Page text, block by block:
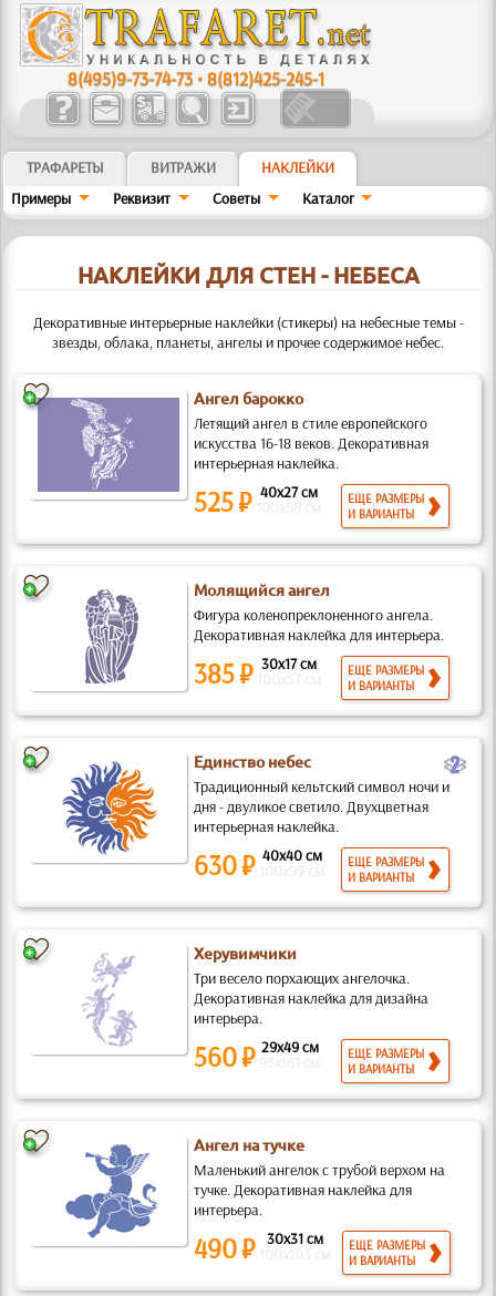
8(495)9-73-74-73 •8(812)425-245-1
ТРАФАРЕТЫ ВИТРАЖИ
НАКЛЕЙКИ
Примеры
Реквизит Советы Kaтaлoг
НАКЛЕЙКИ ДЛЯ СТЕН - НЕБЕСА
Декоративные интерьерные наклейки (стикеры) на небесные темы -
звезды, облака, планеты, ангелы и прочее содержимое небес.
Ангел барокко
Летящий ангел в стиле европейского
искусства 16-18 веков. Декоративная
интерьерная наклейка.
525 ₽ 40x27 см
ЕЩЕ РАЗМЕРЫ
И ВАРИАНТЫ
Молящийся ангел
Фигура коленопреклоненного ангела.
Декоративная наклейка для интерьера.
385 ₽ 30x17 см
ЕЩЕ РАЗМЕРЫ
И ВАРИАНТЫ
Единство небес b
Традиционный кельтский символ ночи и
дня - двуликое светило. Двухцветная
интерьерная наклейка.
630 ₽ 40x40 см
ЕЩЕ РАЗМЕРЫ
И ВАРИАНТЫ
Херувимчики
Три весело порхающих ангелочка.
Декоративная наклейка для дизайна
интерьера.
560 ₽ 29x49 см
ЕЩЕ РАЗМЕРЫ
И ВАРИАНТЫ
Ангел на тучке
Маленький ангелок с трубой верхом на
тучке. Декоративная наклейка для
интерьера.
490 ₽ 30x31 см
ЕЩЕ РАЗМЕРЫ
И ВАРИАНТЫ